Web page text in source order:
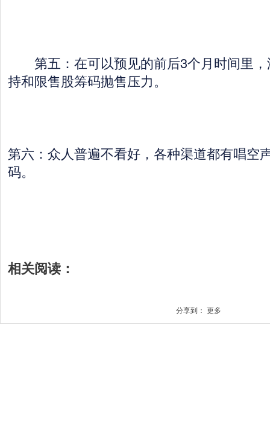
第五：在可以预见的前后3个月时间里，
持和限售股筹码抛售压力。
第六：众人普遍不看好，各种渠道都有唱空
码。
相关阅读：
分享到： 更多